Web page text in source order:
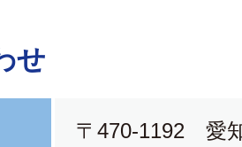
せ
〒470-1192 愛